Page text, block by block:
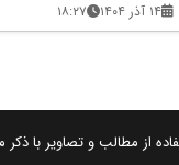
۱۴ آذر ۱۴۰۴ ۱۸:۲۷
از مطالب و تصاویر با ذکر